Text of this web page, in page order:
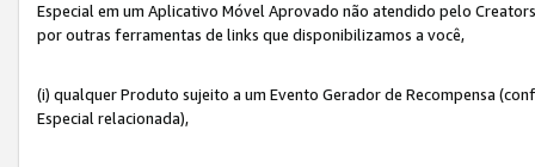
Especial em um Aplicativo Móvel Aprovado não atendido pelo
por outras ferramentas de links que disponibilizamos a você,
(i) qualquer Produto sujeito a um Evento Gerador de Recompensa
Especial relacionada),